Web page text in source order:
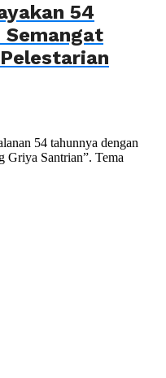
54
Semangat
54 tahunnya dengan
Griya Santrian”. Tema